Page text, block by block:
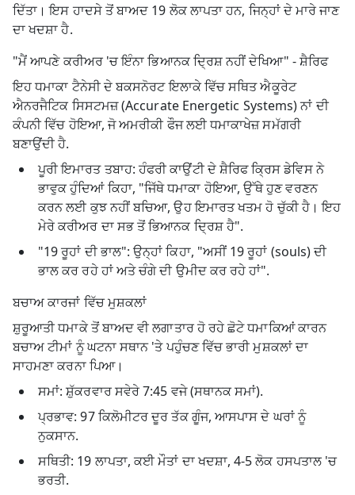
ਦਿੱਤਾ। ਇਸ ਹਾਦਸੇ ਤੋਂ ਬਾਅਦ 19 ਲੋਕ ਲਾਪਤਾਹਨ, ਜਿਨ੍ਹਾਂ ਦੇ ਮਾਰੇ ਜਾਣ
ਦਾ ਖਦਸ਼ਾ ਹੈ.
"ਮੈਂ ਆਪਣੇ ਕਰੀਅਰ 'ਚ ਇੰਨਾ ਭਿਆਨਕ ਦ੍ਰਿਸ਼ ਨਹੀਂ ਦੇਖਿਆ" - ਸ਼ੈਰਿਫ
ਇਹ ਧਮਾਕਾ ਟੈਨੇਸੀ ਦੇ ਬਕਸਨੋਰਟ ਇਲਾਕੇ ਵਿੱਚ ਸਥਿਤਐਕੂਰੇਟ
ਐਨਰਜੈਟਿਕ ਸਿਸਟਮਜ਼ (Accurate Energetic Systems)ਨਾਂ ਦੀ
ਕੰਪਨੀ ਵਿੱਚ ਹੋਇਆ, ਜੋ ਅਮਰੀਕੀ ਫੌਜ ਲਈ ਧਮਾਕਾਖੇਜ਼ ਸਮੱਗਰੀ
ਬਣਾਉਂਦੀ ਹੈ.
ਪੂਰੀ ਇਮਾਰਤ ਤਬਾਹ:ਹੰਫਰੀ ਕਾਉਂਟੀ ਦੇ ਸ਼ੈਰਿਫ ਕ੍ਰਿਸ ਡੇਵਿਸ ਨੇ
ਭਾਵੁਕ ਹੁੰਦਿਆਂ ਕਿਹਾ, "ਜਿੱਥੇ ਧਮਾਕਾ ਹੋਇਆ, ਉੱਥੇ ਹੁਣ ਵਰਣਨ
ਕਰਨ ਲਈ ਕੁਝ ਨਹੀਂ ਬਚਿਆ, ਉਹ ਇਮਾਰਤ ਖਤਮ ਹੋ ਚੁੱਕੀ ਹੈ। ਇਹ
ਮੇਰੇ ਕਰੀਅਰ ਦਾ ਸਭ ਤੋਂ ਭਿਆਨਕ ਦ੍ਰਿਸ਼ ਹੈ".
"19 ਰੂਹਾਂ ਦੀ ਭਾਲ": ਉਨ੍ਹਾਂ ਕਿਹਾ, "ਅਸੀਂ 19 ਰੂਹਾਂ (souls) ਦੀ
ਭਾਲ ਕਰ ਰਹੇ ਹਾਂ ਅਤੇ ਚੰਗੇ ਦੀ ਉਮੀਦ ਕਰ ਰਹੇ ਹਾਂ".
ਬਚਾਅ ਕਾਰਜਾਂ ਵਿੱਚ ਮੁਸ਼ਕਲਾਂ
ਸ਼ੁਰੂਆਤੀ ਧਮਾਕੇ ਤੋਂ ਬਾਅਦ ਵੀ ਲਗਾਤਾਰ ਹੋ ਰਹੇ ਛੋਟੇ ਧਮਾਕਿਆਂ ਕਾਰਨ
ਬਚਾਅ ਟੀਮਾਂ ਨੂੰ ਘਟਨਾ ਸਥਾਨ 'ਤੇ ਪਹੁੰਚਣ ਵਿੱਚ ਭਾਰੀ ਮੁਸ਼ਕਲਾਂ ਦਾ
ਸਾਹਮਣਾ ਕਰਨਾ ਪਿਆ।
ਸਮਾਂ: ਸ਼ੁੱਕਰਵਾਰ ਸਵੇਰੇ 7:45 ਵਜੇ (ਸਥਾਨਕ ਸਮਾਂ).
ਪ੍ਰਭਾਵ: 97 ਕਿਲੋਮੀਟਰ ਦੂਰ ਤੱਕ ਗੂੰਜ, ਆਸਪਾਸ ਦੇ ਘਰਾਂ ਨੂੰ
ਨੁਕਸਾਨ.
ਸਥਿਤੀ: 19 ਲਾਪਤਾ, ਕਈ ਮੌਤਾਂ ਦਾ ਖਦਸ਼ਾ, 4-5 ਲੋਕ ਹਸਪਤਾਲ 'ਚ
ਭਰਤੀ.